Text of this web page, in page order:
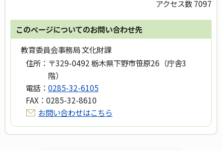
アクセス数7097
このページについてのお問い合わせ先
教育委員会事務局 文化財課
住所： 〒329-0492 栃木県下野市笹原26（庁舎3
階）
電話： 0285-32-6105
FAX： 0285-32-8610
お問い合わせはこちら